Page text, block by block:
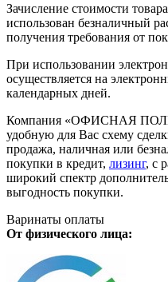
Зачисление стоимости
использован безналичный
получения требования от
При использовании
осуществляется на
календарных дней.
Компания «ОФИСНАЯ
удобную для Вас схему
продажа, наличная или
покупки в кредит, лизинг, с
широкий спектр
выгодность покупки.
Варинаты оплаты
От физического лица: